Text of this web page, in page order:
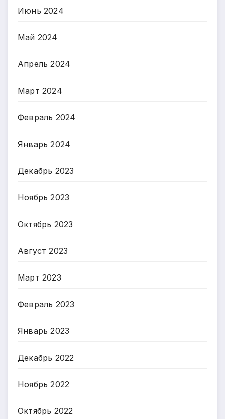
Июнь 2024
Май 2024
Апрель 2024
Март 2024
Февраль 2024
Январь 2024
Декабрь 2023
Ноябрь 2023
Октябрь 2023
Август 2023
Март 2023
Февраль 2023
Январь 2023
Декабрь 2022
Ноябрь 2022
Октябрь 2022